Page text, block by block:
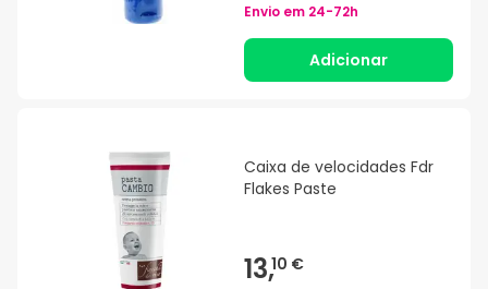
Envio em 24-72h
Adicionar
Caixa de velocidades Fdr
Flakes Paste
13,10 €